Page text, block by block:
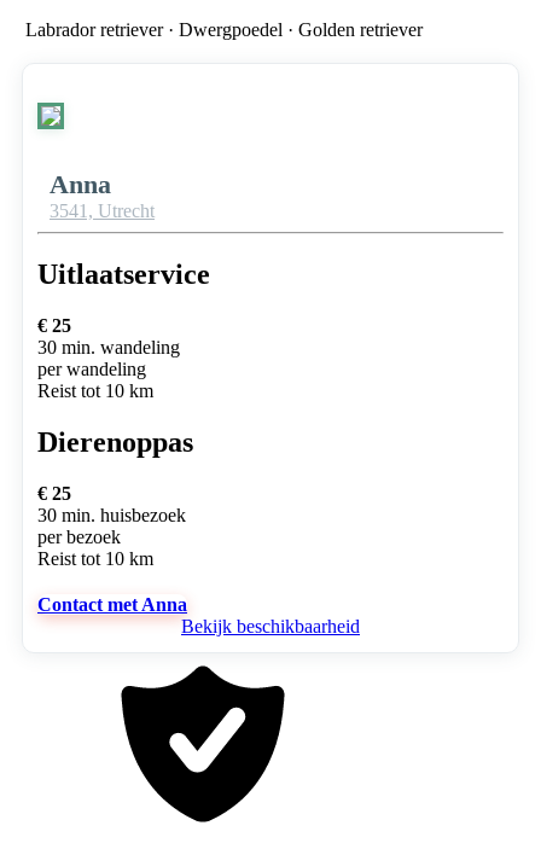
Labrador retriever · Dwergpoedel · Golden retriever
Anna
3541, Utrecht
Uitlaatservice
€ 25
30 min. wandeling
per wandeling
Reist tot 10 km
Dierenoppas
€ 25
30 min. huisbezoek
per bezoek
Reist tot 10 km
Contact met Anna
Bekijk beschikbaarheid